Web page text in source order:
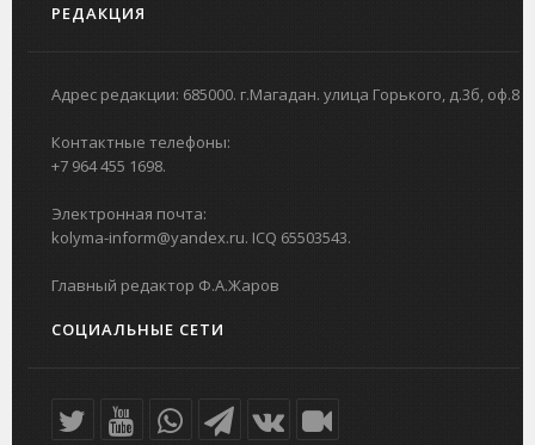
РЕДАКЦИЯ
Адрес редакции: 685000. г.Магадан. улица Горького, д.3б, оф.8
Контактные телефоны:
+7 964 455 1698.
Электронная почта:
kolyma-inform@yandex.ru. ICQ 65503543.
Главный редактор Ф.А.Жаров
СОЦИАЛЬНЫЕ СЕТИ